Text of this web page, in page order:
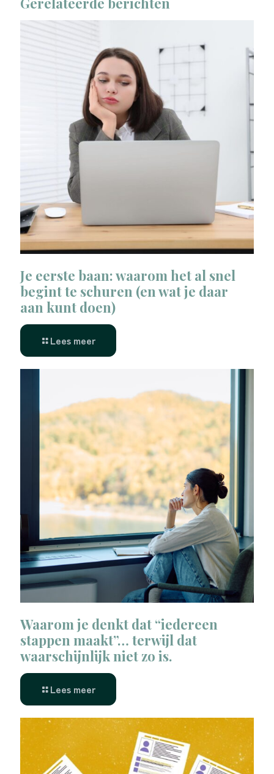
Je eerste baan: waarom het al snel
begint te schuren (en wat je daar
aan kunt doen)
Lees meer
Waarom je denkt dat “iedereen
stappen maakt”… terwijl dat
waarschijnlijk niet zo is.
Lees meer